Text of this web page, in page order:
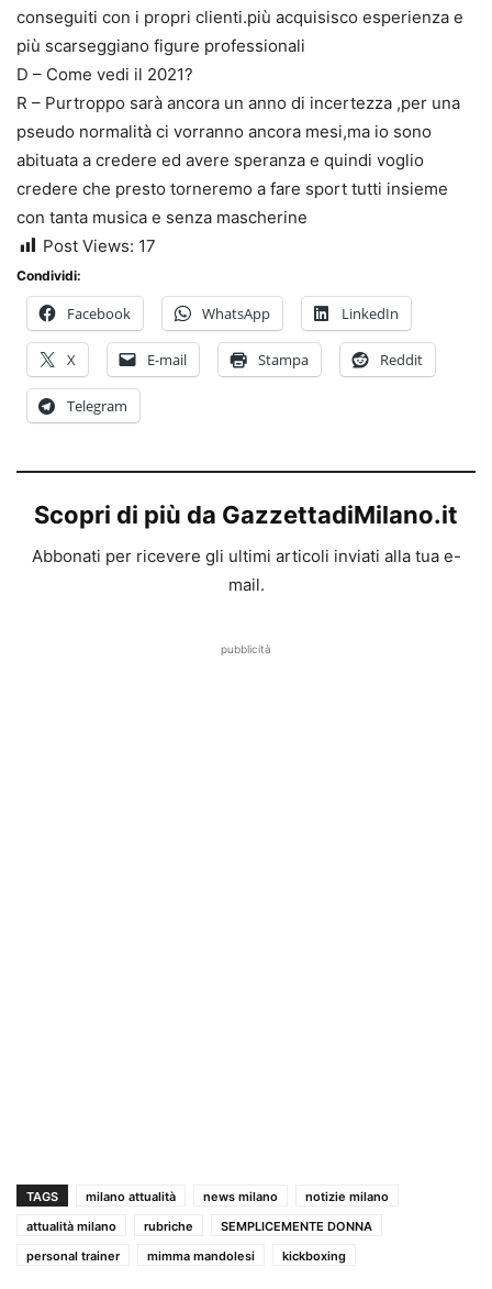
conseguiti con i propri clienti.più acquisisco esperienza e
più scarseggiano figure professionali
D – Come vedi il 2021?
R – Purtroppo sarà ancora un anno di incertezza ,per una
pseudo normalità ci vorranno ancora mesi,ma io sono
abituata a credere ed avere speranza e quindi voglio
credere che presto torneremo a fare sport tutti insieme
con tanta musica e senza mascherine
Post Views: 17
Condividi:
Facebook WhatsApp LinkedIn
X E-mail Stampa Reddit
Telegram
Scopri di più da GazzettadiMilano.it
Abbonati per ricevere gli ultimi articoli inviati alla tua e-
mail.
pubblicità
TAGS milano attualità news milano
notizie milano
attualità milano
rubriche
SEMPLICEMENTE DONNA
personal trainer
mimma mandolesi kickboxing